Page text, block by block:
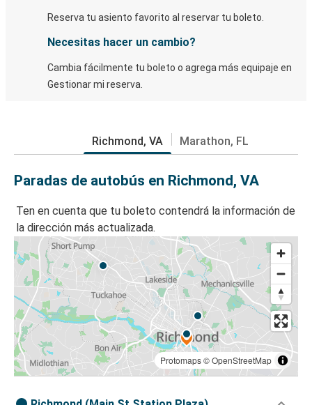
Reserva tu asiento favorito al reservar tu boleto.
Necesitas hacer un cambio?
Cambia fácilmente tu boleto o agrega más equipaje en
Gestionar mi reserva.
Richmond, VA Marathon, FL
Paradas de autobús en Richmond, VA
Ten en cuenta que tu boleto contendrá la información de
la dirección más actualizada.
Protomaps©OpenStreetMap